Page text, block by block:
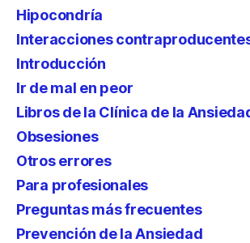
Hipocondría
Interacciones
Introducción
Ir de mal en peor
Libros de la Clínica de la
Obsesiones
Otros errores
Para profesionales
Preguntas más frecuentes
Prevención de la Ansiedad